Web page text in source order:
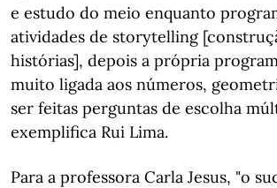
e estudo do meio enquanto
atividades de storytelling
histórias], depois a própria
muito ligada aos números,
ser feitas perguntas de escolha
exemplifica Rui Lima.
Para a professora Carla Jesus, "o